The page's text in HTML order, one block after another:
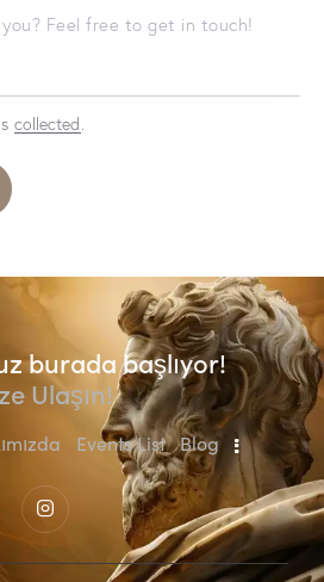
collected.
burada başlıyor!
Ulaşın!
Events List Blog